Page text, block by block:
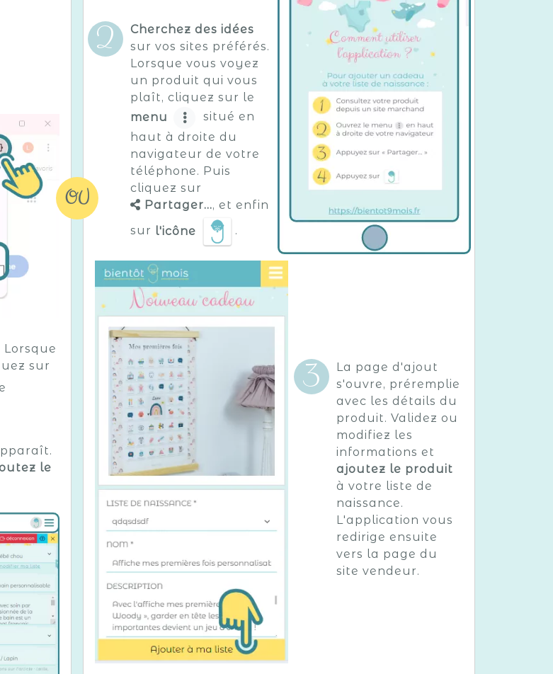
Lorsque
sur
le
OU
Cherchez des idées
sur vos sites préférés.
Lorsque vous voyez
un produit qui vous
plaît, cliquez sur le
menu
situé en
haut à droite du
navigateur de votre
téléphone. Puis
cliquez sur
Partager..., et enfin
sur l'icône .
La page d'ajout
s'ouvre, préremplie
avec les détails du
produit. Validez ou
modifiez les
informations et
ajoutez le produit
à votre liste de
naissance.
L'application vous
redirige ensuite
vers la page du
site vendeur.